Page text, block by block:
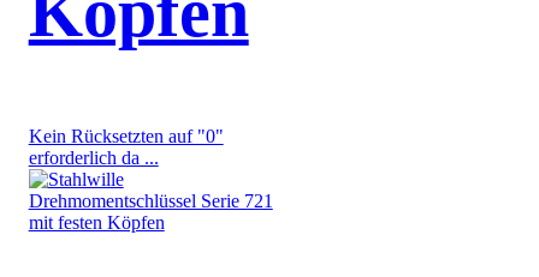
Kein Rücksetzten auf "0"
erforderlich da ...